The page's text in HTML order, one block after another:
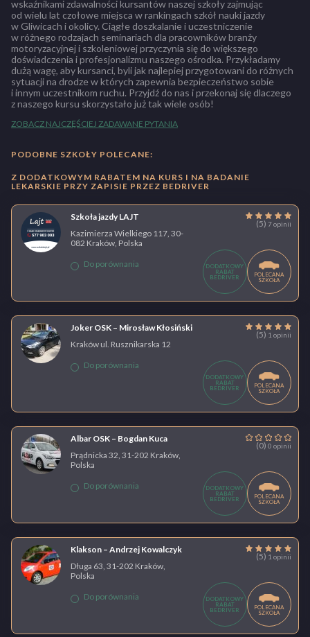
wskaźnikami zdawalności kursantów naszej szkoły zajmując
od wielu lat czołowe miejsca w rankingach szkół nauki jazdy
w Gliwicach i okolicy. Ciągłe doszkalanie i uczestniczenie
w różnego rodzajach seminariach dla pracowników branży
motoryzacyjnej i szkoleniowej przyczynia się do większego
doświadczenia i profesjonalizmu naszego ośrodka. Przykładamy
dużą wagę, aby kursanci, byli jak najlepiej przygotowani do różnych
sytuacji na drodze w których zapewnia bezpieczeństwo sobie
i innym uczestnikom ruchu. Przyjdź do nas i przekonaj się dlaczego
z naszego kursu skorzystało już tak wiele osób!
ZOBACZ NAJCZĘŚCIEJ ZADAWANE PYTANIA
PODOBNE SZKOŁY POLECANE:
Z DODATKOWYM RABATEM NA KURS I NA BADANIE
LEKARSKIE PRZY ZAPISIE PRZEZ BEDRIVER
Szkoła jazdy LAJT
(5) 7 opinii
Kazimierza Wielkiego 117, 30-
082 Kraków, Polska
Do porównania
DODATKOWY
RABAT
BEDRIVER
POLECANA
SZKOŁA
Joker OSK – Mirosław Kłosiński
(5) 1 opinii
Kraków ul. Rusznikarska 12
Do porównania
DODATKOWY
RABAT
BEDRIVER
POLECANA
SZKOŁA
Albar OSK – Bogdan Kuca
(0) 0 opinii
Prądnicka 32, 31-202 Kraków,
Polska
Do porównania
DODATKOWY
RABAT
BEDRIVER
POLECANA
SZKOŁA
Klakson – Andrzej Kowalczyk
(5) 1 opinii
Długa 63, 31-202 Kraków,
Polska
Do porównania
DODATKOWY
RABAT
BEDRIVER
POLECANA
SZKOŁA